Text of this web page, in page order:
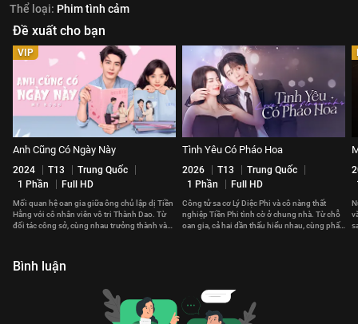
Thể loại: Phim tình cảm
Đề xuất cho bạn
VIP
Anh Cũng Có Ngày Này
2024 T13
Trung Quốc
1 Phần
Full HD
Mối quan hệ oan gia giữa ông chủ lập dị Tiền
Hằng với cô nhân viên vô tri Thành Dao. Từ
đối tác công sở, cùng nhau trưởng thành và
Tình Yêu Có Pháo Hoa
2026 T13
Trung Quốc
1 Phần
Full HD
Công tử sa cơ Lý Diệc Phi và cô nàng thất
nghiệp Tiền Phi tình cờ ở chung nhà. Từ chỗ
oan gia, cả hai dần thấu hiểu nhau, cùng phấn
Bình luận